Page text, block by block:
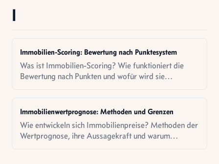
I
Immobilien-Scoring: Bewertung nach Punktesystem
Was ist Immobilien-Scoring? Wie funktioniert die
Bewertung nach Punkten und wofür wird sie
Immobilienwertprognose: Methoden und Grenzen
Wie entwickeln sich Immobilienpreise? Methoden der
Wertprognose, ihre Aussagekraft und warum